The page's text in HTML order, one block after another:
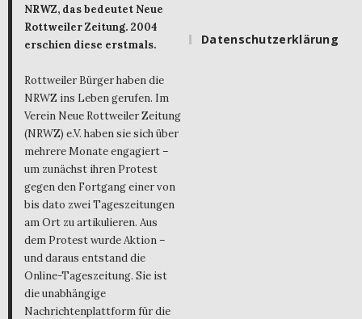
NRWZ, das bedeutet Neue
Rottweiler Zeitung. 2004
erschien diese erstmals.
Rottweiler Bürger haben die
NRWZ ins Leben gerufen. Im
Verein Neue Rottweiler Zeitung
(NRWZ) e.V. haben sie sich über
mehrere Monate engagiert –
um zunächst ihren Protest
gegen den Fortgang einer von
bis dato zwei Tageszeitungen
am Ort zu artikulieren. Aus
dem Protest wurde Aktion –
und daraus entstand die
Online-Tageszeitung. Sie ist
die unabhängige
Nachrichtenplattform für die
Datenschutzerklärung